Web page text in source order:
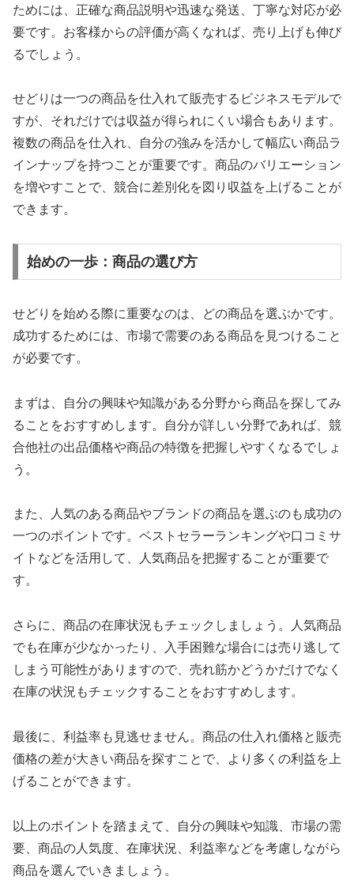
ためには、正確な商品説明や迅速な発送、丁寧な対応が必
要です。お客様からの評価が高くなれば、売り上げも伸び
るでしょう。
せどりは一つの商品を仕入れて販売するビジネスモデルで
すが、それだけでは収益が得られにくい場合もあります。
複数の商品を仕入れ、自分の強みを活かして幅広い商品ラ
インナップを持つことが重要です。商品のバリエーション
を増やすことで、競合に差別化を図り収益を上げることが
できます。
始めの一歩：商品の選び方
せどりを始める際に重要なのは、どの商品を選ぶかです。
成功するためには、市場で需要のある商品を見つけること
が必要です。
まずは、自分の興味や知識がある分野から商品を探してみ
ることをおすすめします。自分が詳しい分野であれば、競
合他社の出品価格や商品の特徴を把握しやすくなるでしょ
う。
また、人気のある商品やブランドの商品を選ぶのも成功の
一つのポイントです。ベストセラーランキングや口コミサ
イトなどを活用して、人気商品を把握することが重要で
す。
さらに、商品の在庫状況もチェックしましょう。人気商品
でも在庫が少なかったり、入手困難な場合には売り逃して
しまう可能性がありますので、売れ筋かどうかだけでなく
在庫の状況もチェックすることをおすすめします。
最後に、利益率も見逃せません。商品の仕入れ価格と販売
価格の差が大きい商品を探すことで、より多くの利益を上
げることができます。
以上のポイントを踏まえて、自分の興味や知識、市場の需
要、商品の人気度、在庫状況、利益率などを考慮しながら
商品を選んでいきましょう。